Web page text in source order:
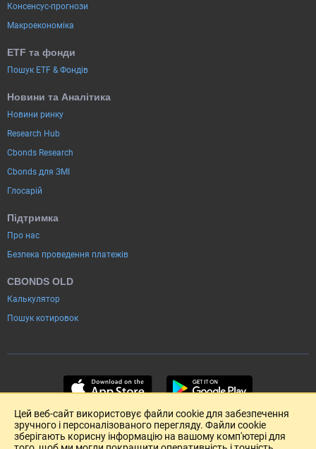
Консенсус-прогнози
Макроекономіка
ETF та фонди
Пошук ETF & Фондів
Новини та Аналітика
Новини ринку
Research Hub
Cbonds Research
Cbonds для ЗМІ
Глосарій
Підтримка
Про нас
Безпека проведення платежів
CBONDS OLD
Калькулятор
Пошук котировок
Цей веб-сайт використовує файли cookie для забезпечення
зручного і персоналізованого перегляду. Файли cookie
зберігають корисну інформацію на вашому комп'ютері для